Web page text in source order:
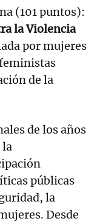
(101 puntos):
la Violencia
por mujeres
de la
de los años
la
públicas
la
Desde